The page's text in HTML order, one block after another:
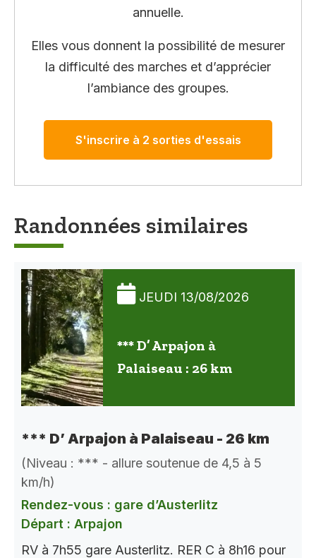
annuelle.
Elles vous donnent la possibilité de mesurer
la difficulté des marches et d’apprécier
l’ambiance des groupes.
S'inscrire à 2 sorties d'essais
Randonnées similaires
JEUDI 13/08/2026
*** D’ Arpajon à
Palaiseau : 26 km
*** D’ Arpajon à Palaiseau - 26 km
(Niveau : *** - allure soutenue de 4,5 à 5
km/h)
Rendez-vous : gare d’Austerlitz
Départ : Arpajon
RV à 7h55 gare Austerlitz. RER C à 8h16 pour